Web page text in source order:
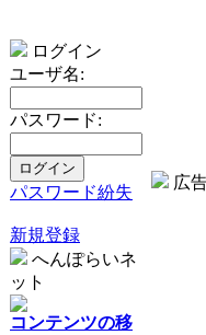
ログイン
ユーザ名:
パスワード:
パスワード紛失
新規登録
へんぽらいネ
ット
コンテンツの移
広